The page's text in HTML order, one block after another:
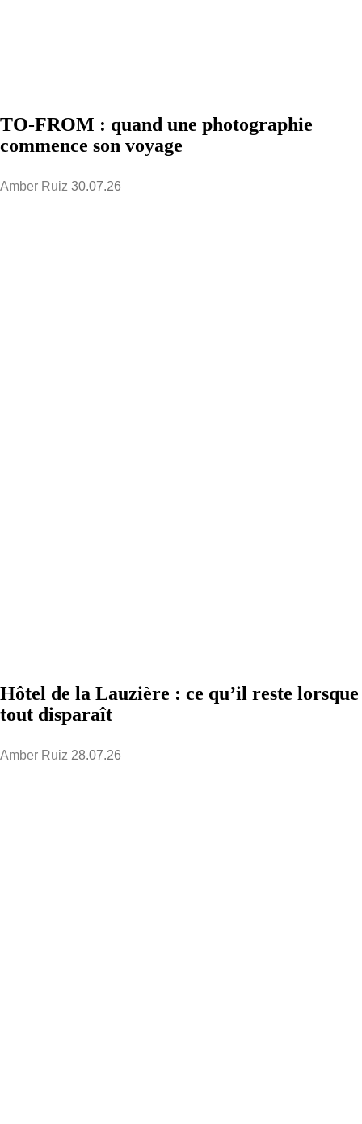
TO-FROM : quand une photographie
commence son voyage
Amber Ruiz 30.07.26
Hôtel de la Lauzière : ce qu’il reste lorsque
tout disparaît
Amber Ruiz 28.07.26